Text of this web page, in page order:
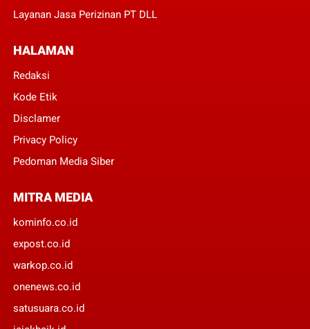
Layanan Jasa Perizinan PT DLL
HALAMAN
Redaksi
Kode Etik
Disclamer
Privacy Policy
Pedoman Media Siber
MITRA MEDIA
kominfo.co.id
expost.co.id
warkop.co.id
onenews.co.id
satusuara.co.id